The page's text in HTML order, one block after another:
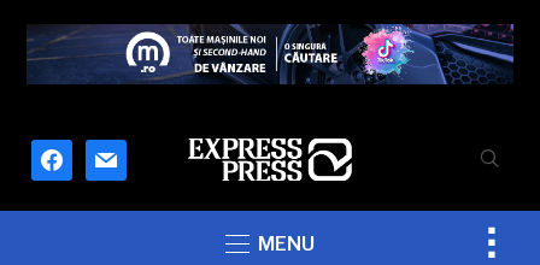
facebook
mail
MENU